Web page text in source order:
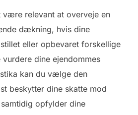
være relevant at overveje en
dækning, hvis dine
eller opbevaret forskellige
vurdere dine ejendommes
kan du vælge den
beskytter dine skatte mod
opfylder dine